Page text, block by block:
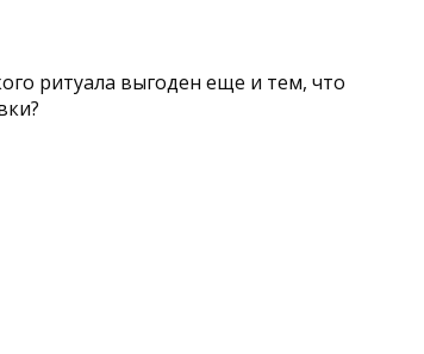
ритуала выгоден еще и тем, что